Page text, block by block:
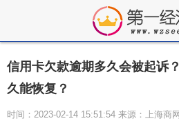
信用卡欠款逾期多久会被起诉
久能恢复？
时间：2023-02-14 15:51:54 来源：上海商网